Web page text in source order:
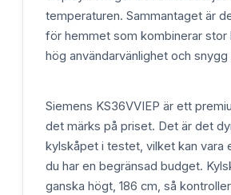
temperaturen. Sammantaget är
för hemmet som kombinerar stor
hög användarvänlighet och snygg
Siemens KS36VVIEP är ett
det märks på priset. Det är det
kylskåpet i testet, vilket kan vara
du har en begränsad budget.
ganska högt, 186 cm, så